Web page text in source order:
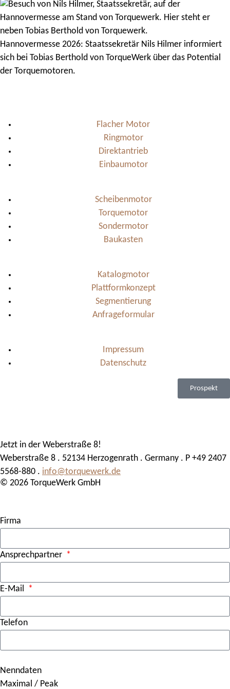
Hannovermesse 2026: Staatssekretär Nils Hilmer informiert
sich bei Tobias Berthold von TorqueWerk über das Potential
der Torquemotoren.
Flacher Motor
Ringmotor
Direktantrieb
Einbaumotor
Scheibenmotor
Torquemotor
Sondermotor
Baukasten
Katalogmotor
Plattformkonzept
Segmentierung
Anfrageformular
Impressum
Datenschutz
Prospekt
Jetzt in der Weberstraße 8!
Weberstraße 8 . 52134 Herzogenrath . Germany . P +49 2407
5568-880 . info@torquewerk.de
© 2026 TorqueWerk GmbH
Firma
Ansprechpartner
E-Mail
Telefon
Nenndaten
Maximal / Peak